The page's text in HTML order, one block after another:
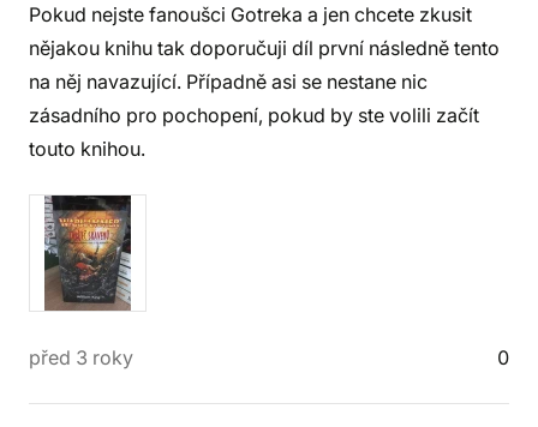
Pokud nejste fanoušci Gotreka a jen chcete zkusit
nějakou knihu tak doporučuji díl první následně tento
na něj navazující. Případně asi se nestane nic
zásadního pro pochopení, pokud by ste volili začít
touto knihou.
před 3 roky 0